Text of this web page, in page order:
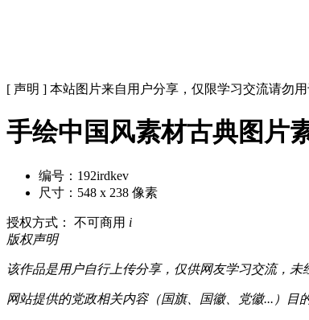
[ 声明 ] 本站图片来自用户分享，仅限学习交流请勿用
手绘中国风素材古典图片
编号：192irdkev
尺寸：548 x 238 像素
授权方式： 不可商用 i
版权声明
该作品是用户自行上传分享，仅供网友学习交流，未
网站提供的党政相关内容（国旗、国徽、党徽...）目